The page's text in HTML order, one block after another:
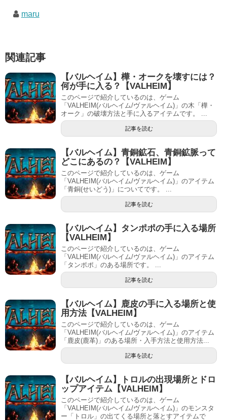
maru
関連記事
【バルヘイム】樺・オークを壊すには？
何が手に入る？【VALHEIM】
このページで紹介しているのは、ゲーム
「VALHEIM(バルヘイム/ヴァルヘイム)」の木「樺・
オーク」の破壊方法と手に入るアイテムです。 ...
記事を読む
【バルヘイム】青銅鉱石、青銅鉱脈って
どこにあるの？【VALHEIM】
このページで紹介しているのは、ゲーム
「VALHEIM(バルヘイム/ヴァルヘイム)」のアイテム
「青銅(せいどう)」についてです。 ...
記事を読む
【バルヘイム】タンポポの手に入る場所
【VALHEIM】
このページで紹介しているのは、ゲーム
「VALHEIM(バルヘイム/ヴァルヘイム)」のアイテム
「タンポポ」のある場所です。 ...
記事を読む
【バルヘイム】鹿皮の手に入る場所と使
用方法【VALHEIM】
このページで紹介しているのは、ゲーム
「VALHEIM(バルヘイム/ヴァルヘイム)」のアイテム
「鹿皮(鹿革)」のある場所・入手方法と使用方法...
記事を読む
【バルヘイム】トロルの出現場所とドロ
ップアイテム【VALHEIM】
このページで紹介しているのは、ゲーム
「VALHEIM(バルヘイム/ヴァルヘイム)」のモンスタ
ー「トロル」の出てくる場所と落とすアイテムで